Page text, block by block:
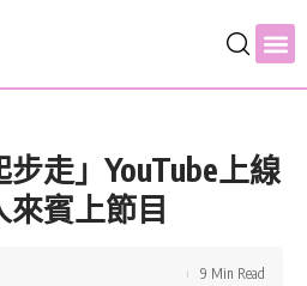
步走」YouTube上線
賓上節目
9 Min Read